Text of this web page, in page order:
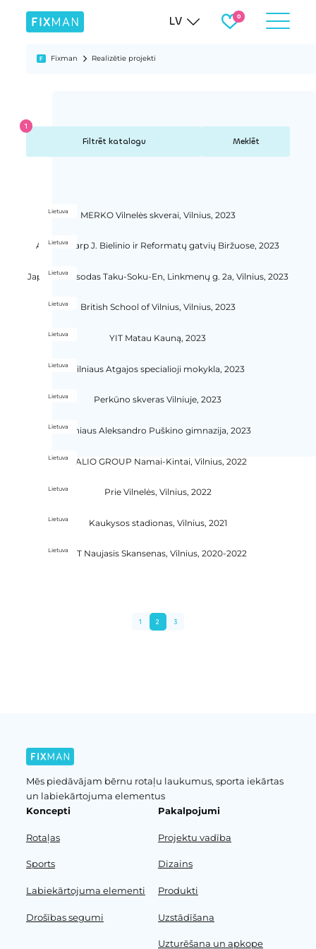
LV
Fixman Realizētie projekti
Meklēt
Lietuva MERKO Vilnelės skverai, Vilnius, 2023
Lietuva
Aikštelė tarp J. Bielinio ir Reformatų gatvių Biržuose, 2023
Lietuva
Japoniškas sodas Taku-Soku-En, Linkmenų g. 2a, Vilnius, 2023
Lietuva British School of Vilnius, Vilnius, 2023
Lietuva YIT Matau Kauną, 2023
Lietuva Vilniaus Atgajos specialioji mokykla, 2023
Lietuva Perkūno skveras Vilniuje, 2023
LietuvaVilniaus Aleksandro Puškino gimnazija, 2023
Lietuva GALIO GROUP Namai-Kintai, Vilnius, 2022
Lietuva Prie Vilnelės, Vilnius, 2022
Lietuva Kaukysos stadionas, Vilnius, 2021
Lietuva YIT Naujasis Skansenas, Vilnius, 2020-2022
1 2 3
Mēs piedāvājam bērnu rotaļu laukumus, sporta iekārtas
un labiekārtojuma elementus
Koncepti
Rotaļas
Sports
Labiekārtojuma elementi
Drošības segumi
Pakalpojumi
Projektu vadība
Dizains
Produkti
Uzstādīšana
Uzturēšana un apkope